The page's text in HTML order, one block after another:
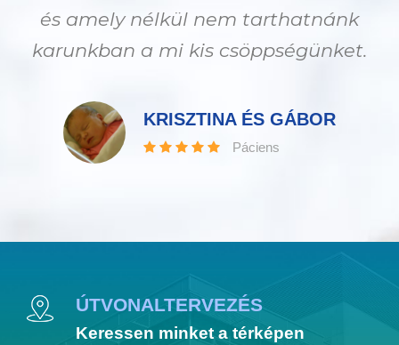
és amely nélkül nem tarthatnánk
karunkban a mi kis csöppségünket.
KRISZTINA ÉS GÁBOR
Páciens
ÚTVONALTERVEZÉS
Keressen minket a térképen